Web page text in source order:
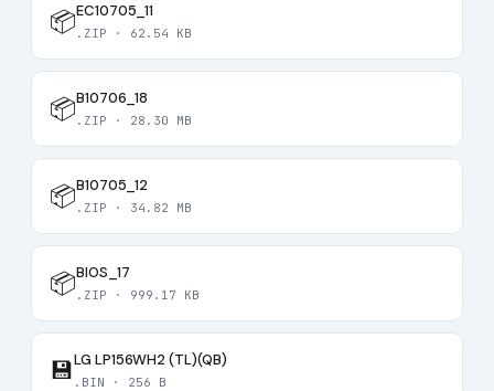
📦EC10705_11
.ZIP · 62.54 KB
📦B10706_18
.ZIP · 28.30 MB
📦B10705_12
.ZIP · 34.82 MB
📦BIOS_17
.ZIP · 999.17 KB
💾LG LP156WH2 (TL)(QB)
.BIN · 256 B